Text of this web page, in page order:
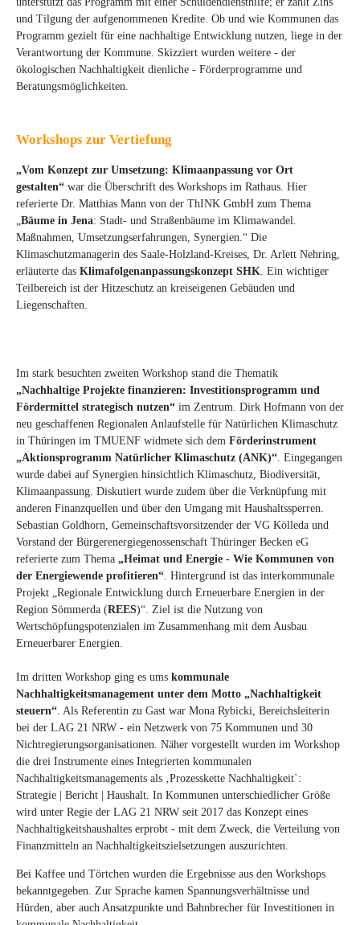
und Tilgung der aufgenommenen Kredite. Ob und wie Kommunen das
Programm gezielt für eine nachhaltige Entwicklung nutzen, liege in der
Verantwortung der Kommune. Skizziert wurden weitere - der
ökologischen Nachhaltigkeit dienliche - Förderprogramme und
Beratungsmöglichkeiten.
Workshops zur Vertiefung
„Vom Konzept zur Umsetzung: Klimaanpassung vor Ort
gestalten“ war die Überschrift des Workshops im Rathaus. Hier
referierte Dr. Matthias Mann von der ThINK GmbH zum Thema
„Bäume in Jena: Stadt- und Straßenbäume im Klimawandel.
Maßnahmen, Umsetzungserfahrungen, Synergien.“ Die
Klimaschutzmanagerin des Saale-Holzland-Kreises, Dr. Arlett Nehring,
erläuterte das Klimafolgenanpassungskonzept SHK. Ein wichtiger
Teilbereich ist der Hitzeschutz an kreiseigenen Gebäuden und
Liegenschaften.
Im stark besuchten zweiten Workshop stand die Thematik
„Nachhaltige Projekte finanzieren: Investitionsprogramm und
Fördermittel strategisch nutzen“ im Zentrum. Dirk Hofmann von der
neu geschaffenen Regionalen Anlaufstelle für Natürlichen Klimaschutz
in Thüringen im TMUENF widmete sich dem Förderinstrument
„Aktionsprogramm Natürlicher Klimaschutz (ANK)“. Eingegangen
wurde dabei auf Synergien hinsichtlich Klimaschutz, Biodiversität,
Klimaanpassung. Diskutiert wurde zudem über die Verknüpfung mit
anderen Finanzquellen und über den Umgang mit Haushaltssperren.
Sebastian Goldhorn, Gemeinschaftsvorsitzender der VG Kölleda und
Vorstand der Bürgerenergiegenossenschaft Thüringer Becken eG
referierte zum Thema „Heimat und Energie - Wie Kommunen von
der Energiewende profitieren“. Hintergrund ist das interkommunale
Projekt „Regionale Entwicklung durch Erneuerbare Energien in der
Region Sömmerda (REES)“. Ziel ist die Nutzung von
Wertschöpfungspotenzialen im Zusammenhang mit dem Ausbau
Erneuerbarer Energien.
Im dritten Workshop ging es ums kommunale
Nachhaltigkeitsmanagement unter dem Motto „Nachhaltigkeit
steuern“. Als Referentin zu Gast war Mona Rybicki, Bereichsleiterin
bei der LAG 21 NRW - ein Netzwerk von 75 Kommunen und 30
Nichtregierungsorganisationen. Näher vorgestellt wurden im Workshop
die drei Instrumente eines Integrierten kommunalen
Nachhaltigkeitsmanagements als ‚Prozesskette Nachhaltigkeit`:
Strategie | Bericht | Haushalt. In Kommunen unterschiedlicher Größe
wird unter Regie der LAG 21 NRW seit 2017 das Konzept eines
Nachhaltigkeitshaushaltes erprobt - mit dem Zweck, die Verteilung von
Finanzmitteln an Nachhaltigkeitszielsetzungen auszurichten.
Bei Kaffee und Törtchen wurden die Ergebnisse aus den Workshops
bekanntgegeben. Zur Sprache kamen Spannungsverhältnisse und
Hürden, aber auch Ansatzpunkte und Bahnbrecher für Investitionen in